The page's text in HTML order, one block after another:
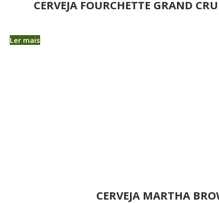
CERVEJA FOURCHETTE GRAND
Ler mais
CERVEJA MARTHA